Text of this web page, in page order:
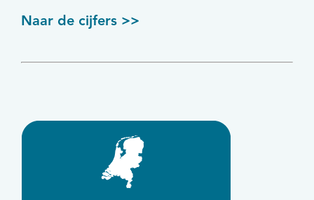
Naar de cijfers >>